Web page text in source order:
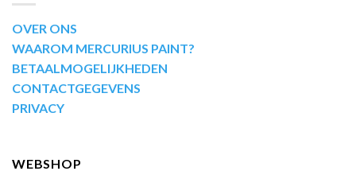
OVER ONS
WAAROM MERCURIUS PAINT?
BETAALMOGELIJKHEDEN
CONTACTGEGEVENS
PRIVACY
WEBSHOP